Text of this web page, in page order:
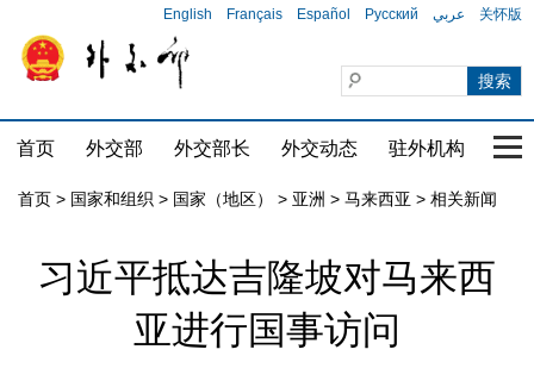
English Français Español Русский عربي 关怀版
首页 外交部 外交部长 外交动态 驻外机构 国
首页 > 国家和组织 > 国家（地区） > 亚洲 > 马来西亚 > 相关新闻
习近平抵达吉隆坡对马来西
亚进行国事访问